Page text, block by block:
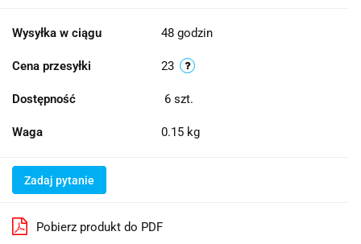
Wysyłka w ciągu 48 godzin
Cena przesyłki 23
Dostępność 6 szt.
Waga 0.15 kg
Zadaj pytanie
Pobierz produkt do PDF